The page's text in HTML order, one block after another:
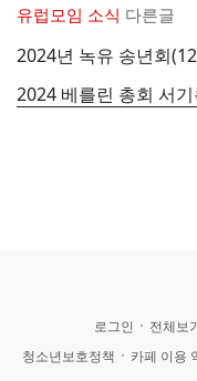
유럽모임 소식 다른글
2024년 녹유 송년회
2024 베를린 총회 서기
로그인 전체보기
청소년보호정책
카페 이용